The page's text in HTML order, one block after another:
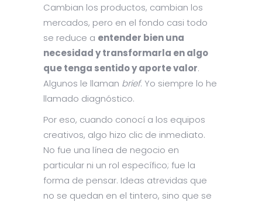
Cambian los productos, cambian los
mercados, pero en el fondo casi todo
se reduce a entender bien una
necesidad y transformarla en algo
que tenga sentido y aporte valor.
Algunos le llaman brief. Yo siempre lo he
llamado diagnóstico.
Por eso, cuando conocí a los equipos
creativos, algo hizo clic de inmediato.
No fue una línea de negocio en
particular ni un rol específico; fue la
forma de pensar. Ideas atrevidas que
no se quedan en el tintero, sino que se